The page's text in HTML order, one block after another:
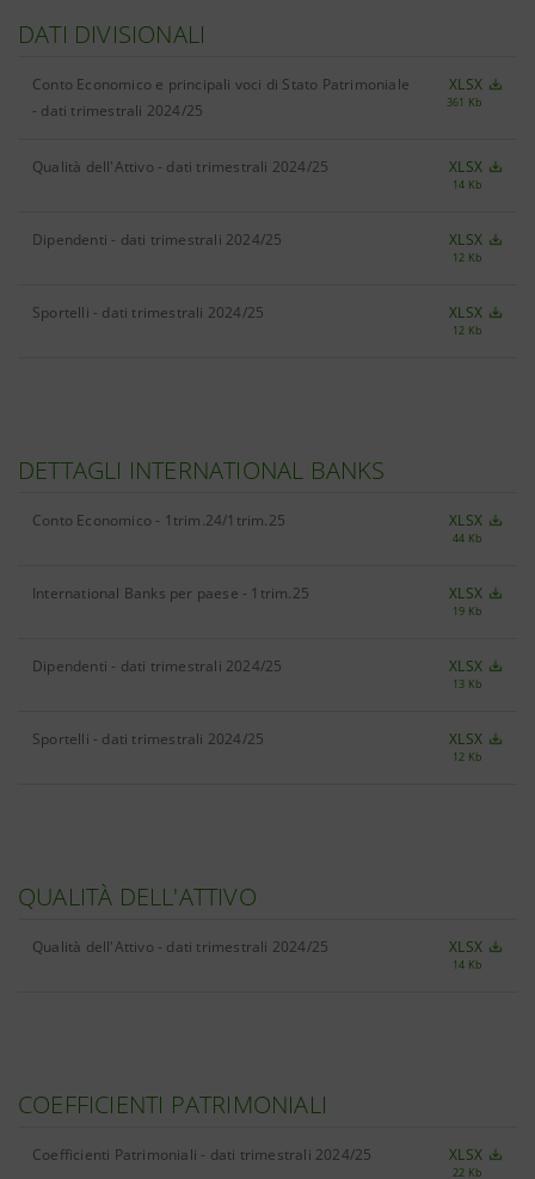
DATI DIVISIONALI
Conto Economico e principali voci di Stato Patrimoniale
- dati trimestrali 2024/25
XLSX
361 Kb
Qualità dell'Attivo - dati trimestrali 2024/25 XLSX
14 Kb
Dipendenti - dati trimestrali 2024/25 XLSX
12 Kb
Sportelli - dati trimestrali 2024/25 XLSX
12 Kb
DETTAGLI INTERNATIONAL BANKS
Conto Economico - 1trim.24/1trim.25 XLSX
44 Kb
International Banks per paese - 1trim.25 XLSX
19 Kb
Dipendenti - dati trimestrali 2024/25 XLSX
13 Kb
Sportelli - dati trimestrali 2024/25 XLSX
12 Kb
QUALITÀ DELL'ATTIVO
Qualità dell'Attivo - dati trimestrali 2024/25 XLSX
14 Kb
COEFFICIENTI PATRIMONIALI
Coefficienti Patrimoniali - dati trimestrali 2024/25 XLSX
22 Kb